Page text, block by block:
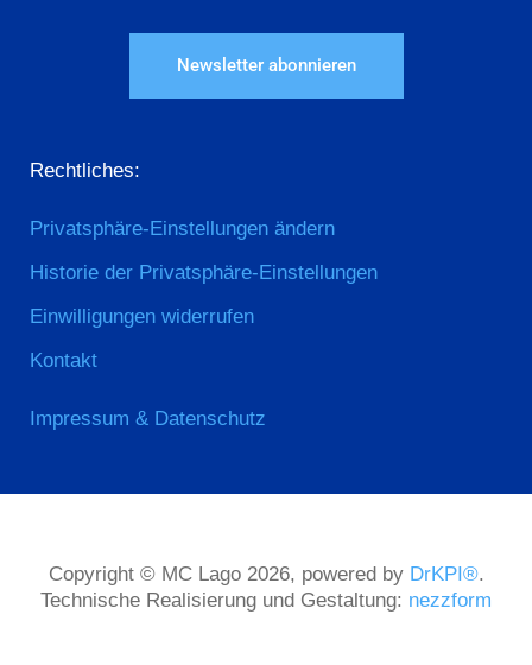
Newsletter abonnieren
Rechtliches:
Privatsphäre-Einstellungen ändern
Historie der Privatsphäre-Einstellungen
Einwilligungen widerrufen
Kontakt
Impressum & Datenschutz
Copyright © MC Lago 2026, powered by DrKPI®.
Technische Realisierung und Gestaltung: nezzform